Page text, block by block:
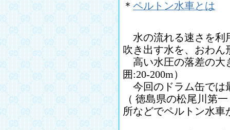
＊ ペルトン水車とは
水の流れる速さを利
吹き出す水を、おわ
高い水圧の落差の大
囲:20-200m）
今回のドラム缶では
（ 徳島県の松尾川第
所などでペルトン水車